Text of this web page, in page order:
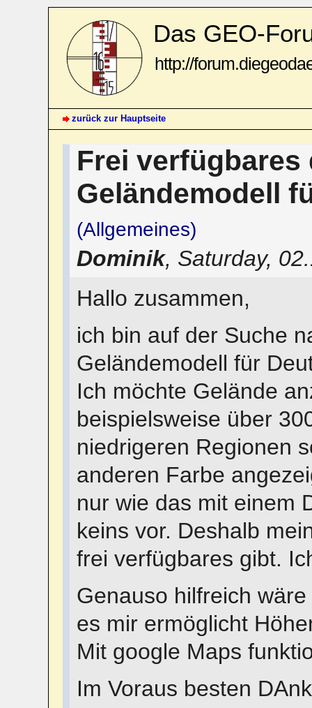
Das GEO-
http://
zurück zur Hauptseite
Frei verfügbares
Geländemodell
(Allgemeines)
Dominik, Saturday,
Hallo zusammen,
ich bin auf der Suche
Geländemodell für
Ich möchte Gelände
beispielsweise über
niedrigeren Regionen
anderen Farbe
nur wie das mit einem
keins vor. Deshalb
frei verfügbares gibt.
Genauso hilfreich
es mir ermöglicht
Mit google Maps
Im Voraus besten